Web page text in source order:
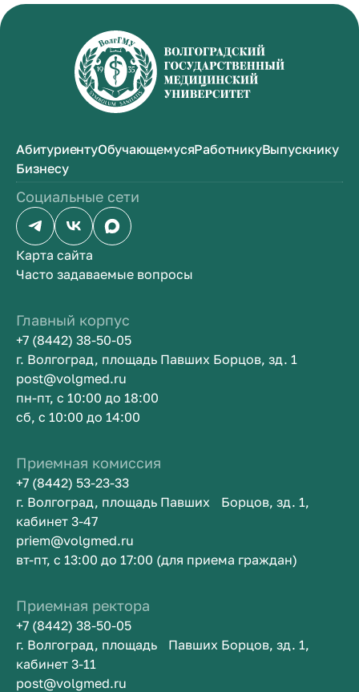
АбитуриентуОбучающемусяРаботникуВыпускнику
Бизнесу
Социальные сети
Карта сайта
Часто задаваемые вопросы
Главный корпус
+7 (8442) 38-50-05
г. Волгоград, площадь Павших Борцов, зд. 1
post@volgmed.ru
пн-пт, с 10:00 до 18:00
сб, с 10:00 до 14:00
Приемная комиссия
+7 (8442) 53-23-33
г. Волгоград, площадь Павших Борцов, зд. 1,
кабинет 3-47
priem@volgmed.ru
вт-пт, с 13:00 до 17:00 (для приема граждан)
Приемная ректора
+7 (8442) 38-50-05
г. Волгоград, площадь Павших Борцов, зд. 1,
кабинет 3-11
post@volgmed.ru